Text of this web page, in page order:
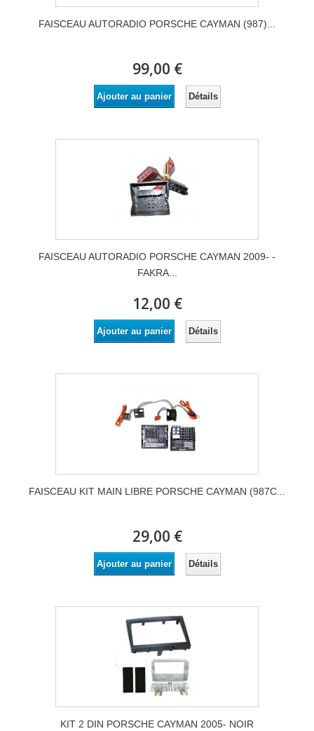
FAISCEAU AUTORADIO PORSCHE CAYMAN (987)...
99,00 €
Ajouter au panier Détails
FAISCEAU AUTORADIO PORSCHE CAYMAN 2009- -
FAKRA...
12,00 €
Ajouter au panier Détails
FAISCEAU KIT MAIN LIBRE PORSCHE CAYMAN (987C...
29,00 €
Ajouter au panier Détails
KIT 2 DIN PORSCHE CAYMAN 2005- NOIR